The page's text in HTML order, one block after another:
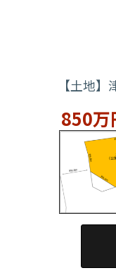
【土地
850万